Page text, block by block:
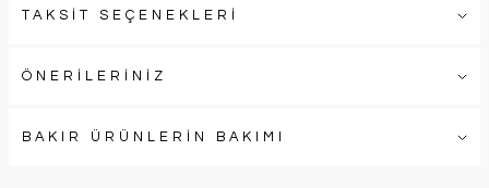
TAKSİT SEÇENEKLERİ
ÖNERİLERİNİZ
BAKIR ÜRÜNLERİN BAKIMI